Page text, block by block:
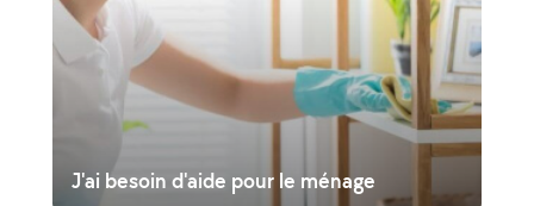
J'ai besoin d'aide pour le ménage